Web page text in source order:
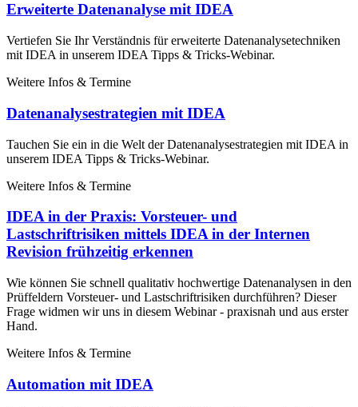
Erweiterte Datenanalyse mit IDEA
Vertiefen Sie Ihr Verständnis für erweiterte Datenanalysetechniken
mit IDEA in unserem IDEA Tipps & Tricks-Webinar.
Weitere Infos & Termine
Datenanalysestrategien mit IDEA
Tauchen Sie ein in die Welt der Datenanalysestrategien mit IDEA in
unserem IDEA Tipps & Tricks-Webinar.
Weitere Infos & Termine
IDEA in der Praxis: Vorsteuer- und
Lastschriftrisiken mittels IDEA in der Internen
Revision frühzeitig erkennen
Wie können Sie schnell qualitativ hochwertige Datenanalysen in den
Prüffeldern Vorsteuer- und Lastschriftrisiken durchführen? Dieser
Frage widmen wir uns in diesem Webinar - praxisnah und aus erster
Hand.
Weitere Infos & Termine
Automation mit IDEA